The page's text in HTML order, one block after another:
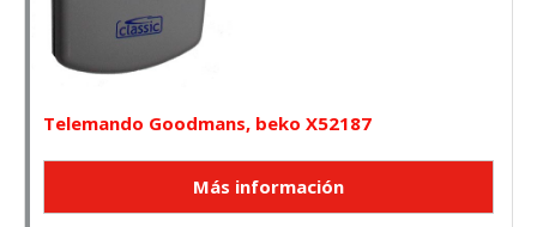
Telemando Goodmans, beko X52187